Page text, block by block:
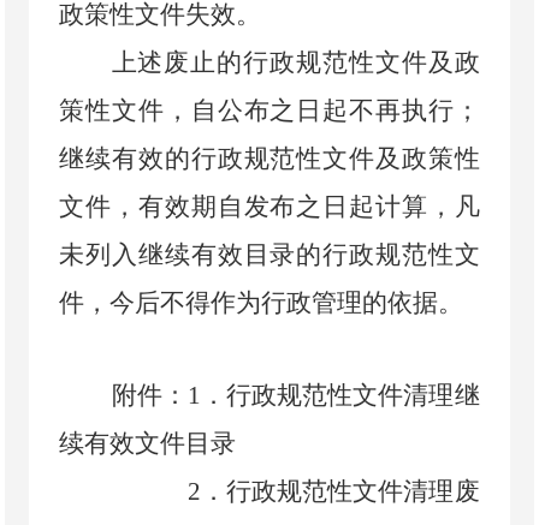
政策性文件失效。
上述废止的行政规范性文件及政
策性文件，自公布之日起不再执行；
继续有效的行政规范性文件及政策性
文件，有效期自发布之日起计算，凡
未列入继续有效目录的行政规范性文
件，今后不得作为行政管理的依据。
附件： 1 ． 行政规范性文件清理继
续有效文件目录
2 ． 行政规范性文件清理废